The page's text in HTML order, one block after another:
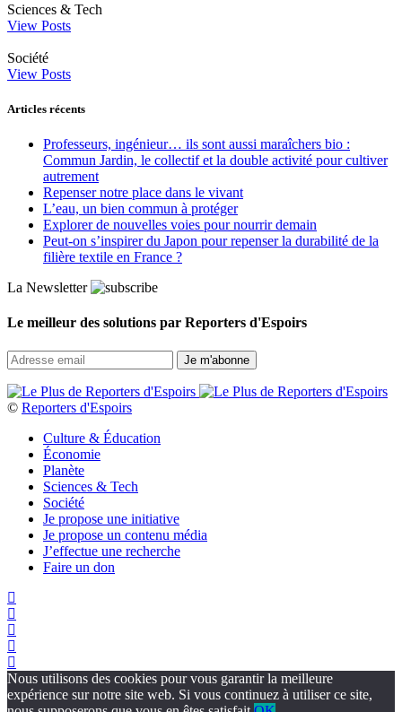
Sciences & Tech
View Posts
Société
View Posts
Articles récents
Professeurs, ingénieur… ils sont aussi maraîchers bio :
Commun Jardin, le collectif et la double activité pour cultiver
autrement
Repenser notre place dans le vivant
L’eau, un bien commun à protéger
Explorer de nouvelles voies pour nourrir demain
Peut‑on s’inspirer du Japon pour repenser la durabilité de la
filière textile en France ?
La Newsletter
Le meilleur des solutions par Reporters d'Espoirs
© Reporters d'Espoirs
Culture & Éducation
Économie
Planète
Sciences & Tech
Société
Je propose une initiative
Je propose un contenu média
J’effectue une recherche
Faire un don
Nous utilisons des cookies pour vous garantir la meilleure
expérience sur notre site web. Si vous continuez à utiliser ce site,